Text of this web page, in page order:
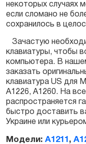
некоторых случаях
если сломано не
сохранилось в
Зачастую
клавиатуры, чтобы
компьютера. В
заказать
клавиатура US для
А1226, А1260. На
распространяется
быстро доставить
Украине или
Модели: A1211 ,